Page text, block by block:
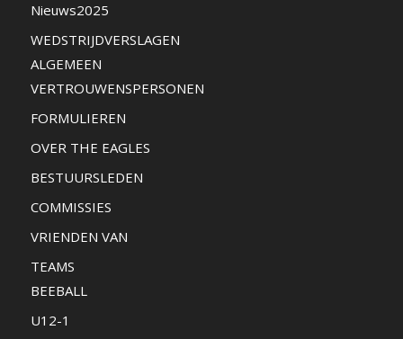
Nieuws2025
WEDSTRIJDVERSLAGEN
ALGEMEEN
VERTROUWENSPERSONEN
FORMULIEREN
OVER THE EAGLES
BESTUURSLEDEN
COMMISSIES
VRIENDEN VAN
TEAMS
BEEBALL
U12-1